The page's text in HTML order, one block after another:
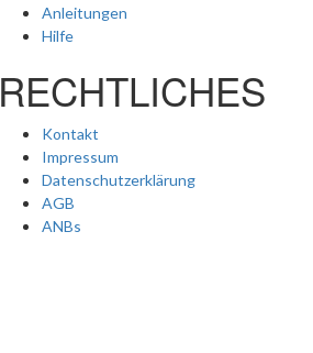
Anleitungen
Hilfe
RECHTLICHES
Kontakt
Impressum
Datenschutzerklärung
AGB
ANBs